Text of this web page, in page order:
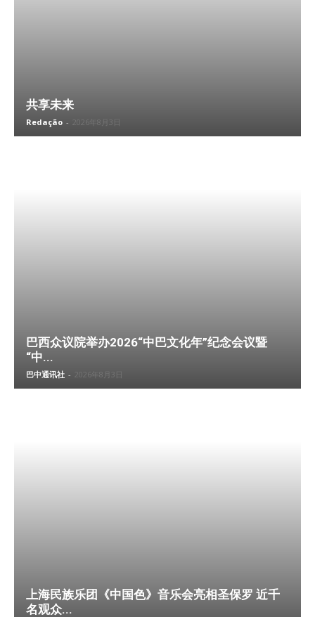
共享未来
Redação - 2026年8月3日
巴西众议院举办2026“中巴文化年”纪念会议暨
“中...
巴中通讯社 - 2026年8月3日
上海民族乐团《中国色》音乐会亮相圣保罗 近千
名观众...